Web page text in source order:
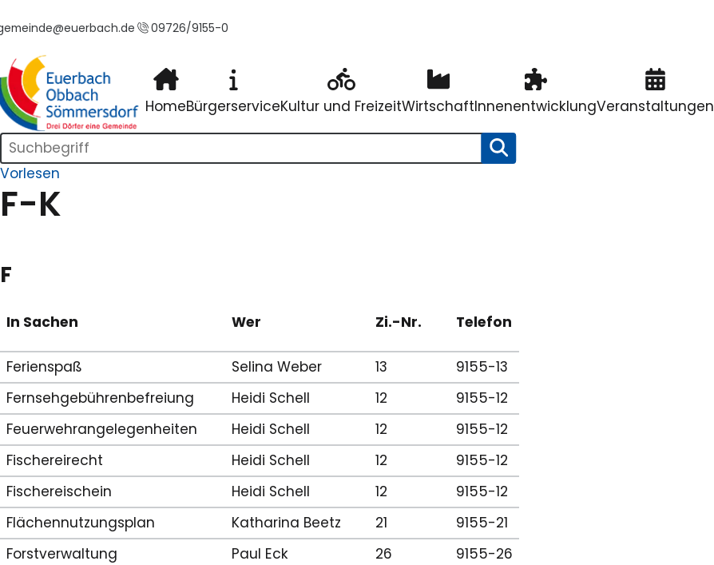
09726/9155-0
HomeBürgerserviceKultur und FreizeitWirtschaftInnenentwicklungVeranstaltungen
Suchleiste
SUCHE STARTEN
Vorlesen
F-K
F
In Sachen Wer Zi.-Nr. Telefon
Ferienspaß Selina Weber 13
9155-13
Fernsehgebührenbefreiung
Heidi Schell 12
9155-12
Feuerwehrangelegenheiten
Heidi Schell 12
9155-12
Fischereirecht
Heidi Schell 12
9155-12
Fischereischein
Heidi Schell 12
9155-12
Flächennutzungsplan
Katharina Beetz 21
9155-21
Forstverwaltung
Paul Eck 26
9155-26